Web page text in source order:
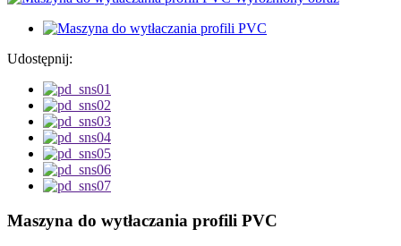
Udostępnij:
Maszyna do wytłaczania profili PVC